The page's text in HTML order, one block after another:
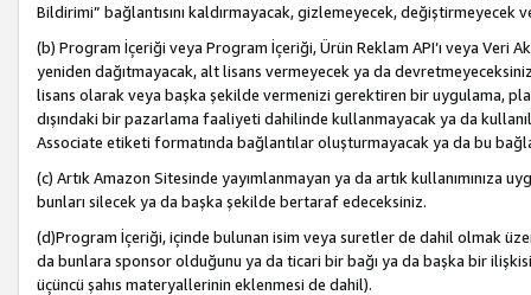
Bildirimi” bağlantısını kaldırmayacak, gizlemeyecek,
(b) Program İçeriği veya Program İçeriği, Ürün Reklam API’ı veya Veri
yeniden dağıtmayacak, alt lisans vermeyecek ya da
lisans olarak veya başka şekilde vermenizi gerektiren bir uygulama,
dışındaki bir pazarlama faaliyeti dahilinde kullanmayacak ya da
Associate etiketi formatında bağlantılar oluşturmayacak ya da bu
(c) Artık Amazon Sitesinde yayımlanmayan ya da artık kullanımınıza
bunları silecek ya da başka şekilde bertaraf edeceksiniz.
(d)Program İçeriği, içinde bulunan isim veya suretler de dahil olmak
da bunlara sponsor olduğunu ya da ticari bir bağı ya da başka bir
üçüncü şahıs materyallerinin eklenmesi de dahil).